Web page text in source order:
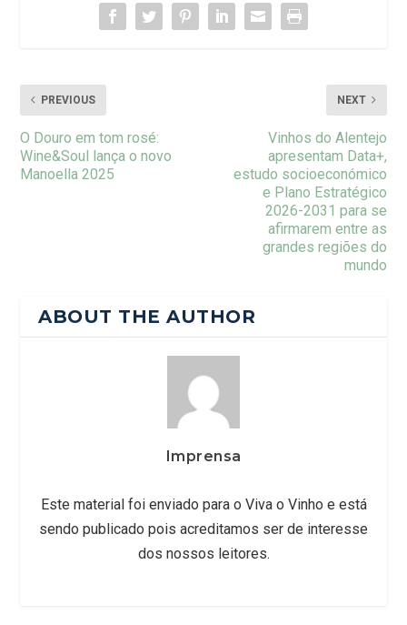
PREVIOUS
O Douro em tom rosé:
Wine&Soul lança o novo
Manoella 2025
NEXT
Vinhos do Alentejo
apresentam Data+,
estudo socioeconómico
e Plano Estratégico
2026-2031 para se
afirmarem entre as
grandes regiões do
mundo
ABOUT THE AUTHOR
Imprensa
Este material foi enviado para o Viva o Vinho e está
sendo publicado pois acreditamos ser de interesse
dos nossos leitores.